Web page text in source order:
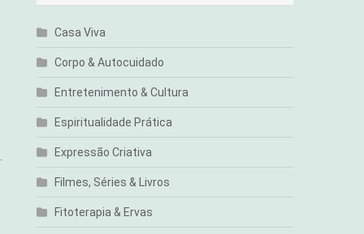
Casa Viva
Corpo & Autocuidado
Entretenimento & Cultura
Espiritualidade Prática
Expressão Criativa
Filmes, Séries & Livros
Fitoterapia & Ervas